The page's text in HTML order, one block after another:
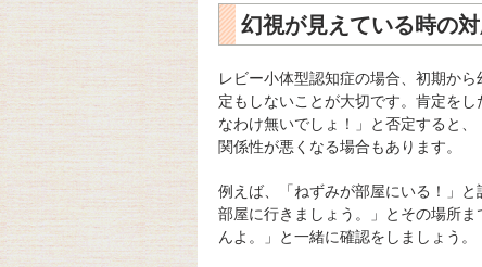
幻視が見えている時の対
レビー小体型認知症の場合、初期か
定もしないことが大切です。肯定を
なわけ無いでしょ！」と否定すると
関係性が悪くなる場合もあります。
例えば、「ねずみが部屋にいる！」
部屋に行きましょう。」とその場所
んよ。」と一緒に確認をしましょう。